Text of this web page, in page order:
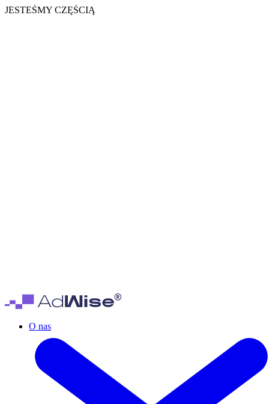
JESTEŚMY CZĘŚCIĄ
O nas